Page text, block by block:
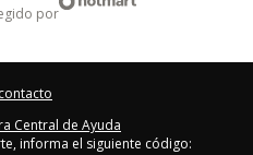
por
Central de Ayuda
informa el siguiente código: